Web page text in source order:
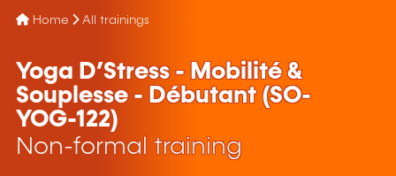
Home All trainings
Yoga D’Stress - Mobilité &
Souplesse - Débutant (SO-
YOG-122)
Non-formal training